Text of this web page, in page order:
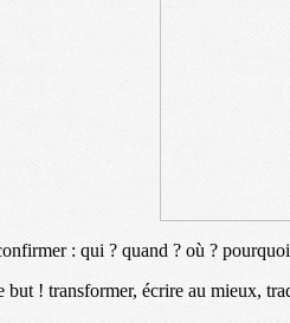
: qui ? quand ? où ?
but ! transformer, écrire au mieux,